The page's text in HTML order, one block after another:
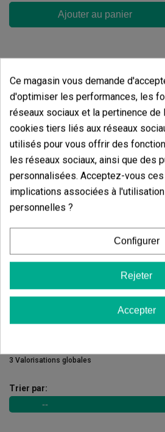
Ajouter au panier
Avis des clients
5 étoiles
4 étoiles
3 étoiles
1 étoiles
Écrivez votre
3 Valorisations globales
Trier par:
Ce magasin vous demande
d'optimiser les performances, les
réseaux sociaux et la pertinence de
cookies tiers liés aux réseaux
utilisés pour vous offrir des
les réseaux sociaux, ainsi que des
personnalisées. Acceptez-vous
implications associées à
personnelles ?
Configurer
Rejeter
Accepter